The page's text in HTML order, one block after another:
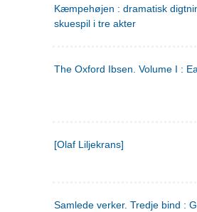
Kæmpehøjen : dramatisk
skuespil i tre akter
The Oxford Ibsen. Volume I :
[Olaf Liljekrans]
Samlede verker. Tredje bind :